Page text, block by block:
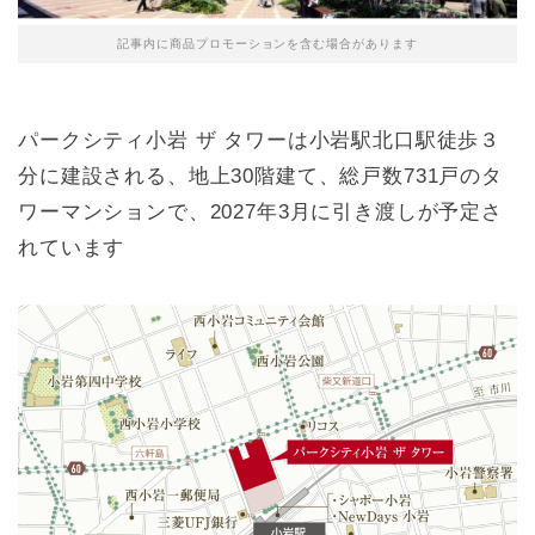
記事内に商品プロモーションを含む場合があります
パークシティ小岩 ザ タワーは小岩駅北口駅徒歩３
分に建設される、地上30階建て、総戸数731戸のタ
ワーマンションで、2027年3月に引き渡しが予定さ
れています